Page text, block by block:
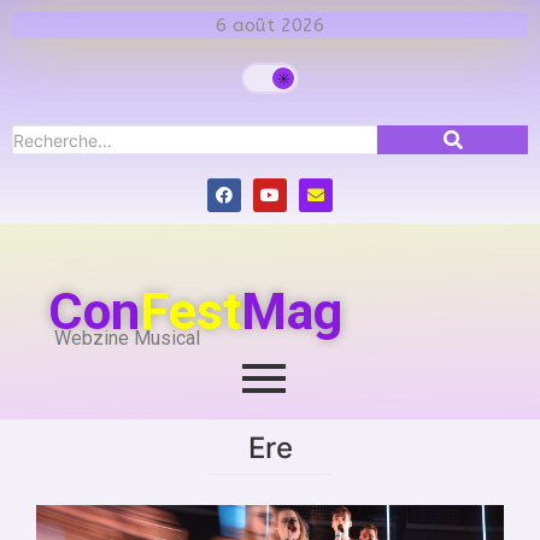
6 août 2026
ConFestMag
Webzine Musical
Ere